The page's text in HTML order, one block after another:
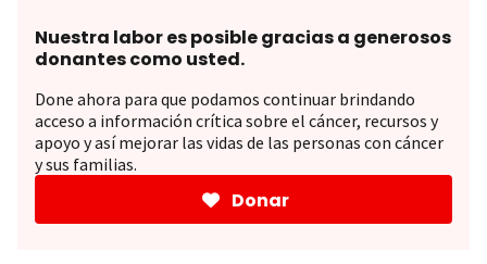
Nuestra labor es posible gracias a generosos
donantes como usted.
Done ahora para que podamos continuar brindando
acceso a información crítica sobre el cáncer, recursos y
apoyo y así mejorar las vidas de las personas con cáncer
y sus familias.
Donar